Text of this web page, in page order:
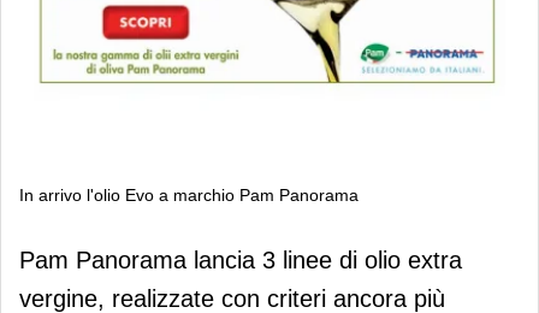
In arrivo l'olio Evo a marchio Pam Panorama
In arrivo l'olio Evo a marchio Pam
Panorama
Pam Panorama lancia 3 linee di olio extra
vergine, realizzate con criteri ancora più